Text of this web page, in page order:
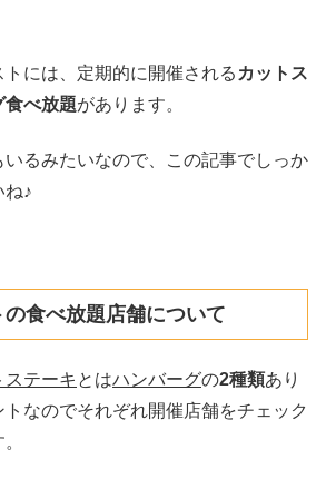
には、定期的に開催される カットス
食べ放題があります。
るみたいなので、この記事でしっか
ね♪
食べ放題店舗について
ステーキ とはハンバーグの2種類あり
なのでそれぞれ開催店舗をチェック